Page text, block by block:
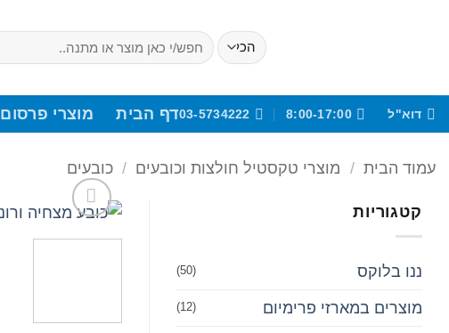
חיפוש
עבור:
דוא"ל 8:00-17:00
03-5734222דף הבית מוצרי פרסום
עמוד הבית / מוצרי טקסטיל חולצות וכובעים / כובעים
קטגוריות
ננו בלוקס (50)
מוצרים במארזי פרימיום (12)